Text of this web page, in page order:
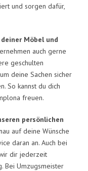
und sorgen dafür,
Möbel und
auch gerne
geschulten
deine Sachen sicher
So kannst du dich
freuen.
persönlichen
auf deine Wünsche
daran an. Auch bei
dir jederzeit
Bei Umzugsmeister